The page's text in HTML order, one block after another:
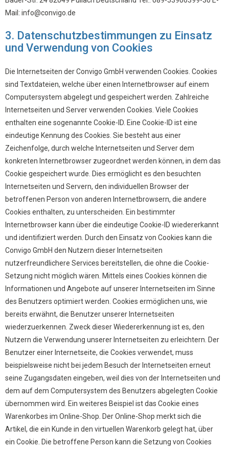
Mail: info@convigo.de
3. Datenschutzbestimmungen zu Einsatz
und Verwendung von Cookies
Die Internetseiten der Convigo GmbH verwenden Cookies. Cookies
sind Textdateien, welche über einen Internetbrowser auf einem
Computersystem abgelegt und gespeichert werden. Zahlreiche
Internetseiten und Server verwenden Cookies. Viele Cookies
enthalten eine sogenannte Cookie-ID. Eine Cookie-ID ist eine
eindeutige Kennung des Cookies. Sie besteht aus einer
Zeichenfolge, durch welche Internetseiten und Server dem
konkreten Internetbrowser zugeordnet werden können, in dem das
Cookie gespeichert wurde. Dies ermöglicht es den besuchten
Internetseiten und Servern, den individuellen Browser der
betroffenen Person von anderen Internetbrowsern, die andere
Cookies enthalten, zu unterscheiden. Ein bestimmter
Internetbrowser kann über die eindeutige Cookie-ID wiedererkannt
und identifiziert werden. Durch den Einsatz von Cookies kann die
Convigo GmbH den Nutzern dieser Internetseiten
nutzerfreundlichere Services bereitstellen, die ohne die Cookie-
Setzung nicht möglich wären. Mittels eines Cookies können die
Informationen und Angebote auf unserer Internetseiten im Sinne
des Benutzers optimiert werden. Cookies ermöglichen uns, wie
bereits erwähnt, die Benutzer unserer Internetseiten
wiederzuerkennen. Zweck dieser Wiedererkennung ist es, den
Nutzern die Verwendung unserer Internetseiten zu erleichtern. Der
Benutzer einer Internetseite, die Cookies verwendet, muss
beispielsweise nicht bei jedem Besuch der Internetseiten erneut
seine Zugangsdaten eingeben, weil dies von der Internetseiten und
dem auf dem Computersystem des Benutzers abgelegten Cookie
übernommen wird. Ein weiteres Beispiel ist das Cookie eines
Warenkorbes im Online-Shop. Der Online-Shop merkt sich die
Artikel, die ein Kunde in den virtuellen Warenkorb gelegt hat, über
ein Cookie. Die betroffene Person kann die Setzung von Cookies